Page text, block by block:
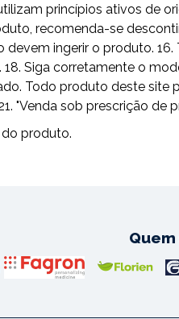
princípios ativos de
recomenda-se
devem ingerir o produto.
Siga corretamente o
Todo produto deste site
"Venda sob prescrição
produto.
Quem